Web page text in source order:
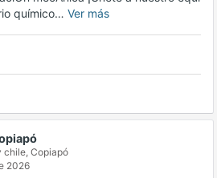
químico… Ver más
chile, Copiapó
2026